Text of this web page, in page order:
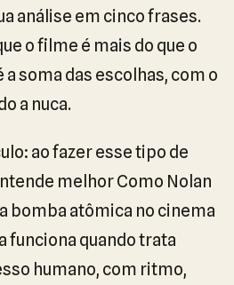
análise em cinco frases.
o filme é mais do que o
a soma das escolhas, com o
a nuca.
ao fazer esse tipo de
melhor Como Nolan
bomba atômica no cinema
funciona quando trata
humano, com ritmo,